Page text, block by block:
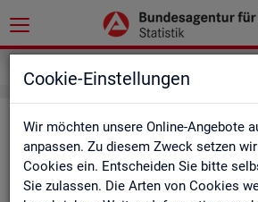
Cookie-Einstellungen
Wir möchten unsere Online-Angebote
anpassen. Zu diesem Zweck setzen
Cookies ein. Entscheiden Sie bitte
Sie zulassen. Die Arten von Cookies
Kon­takt
Nut­zen Sie die Mög­lich­keit mit uns